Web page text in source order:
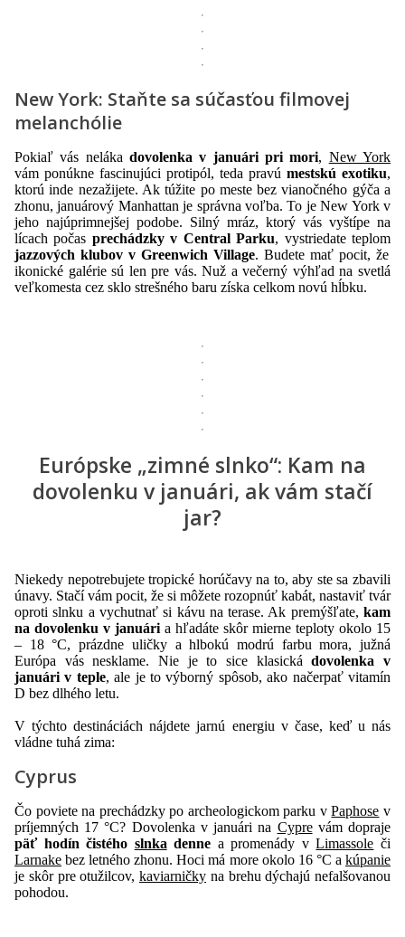
New York: Staňte sa súčasťou filmovej
melanchólie
Pokiaľ vás neláka dovolenka v januári pri mori, New York
vám ponúkne fascinujúci protipól, teda pravú mestskú exotiku,
ktorú inde nezažijete. Ak túžite po meste bez vianočného gýča a
zhonu, januárový Manhattan je správna voľba. To je New York v
jeho najúprimnejšej podobe. Silný mráz, ktorý vás vyštípe na
lícach počas prechádzky v Central Parku, vystriedate teplom
jazzových klubov v Greenwich Village. Budete mať pocit, že
ikonické galérie sú len pre vás. Nuž a večerný výhľad na svetlá
veľkomesta cez sklo strešného baru získa celkom novú hĺbku.
Európske „zimné slnko“: Kam na
dovolenku v januári, ak vám stačí
jar?
Niekedy nepotrebujete tropické horúčavy na to, aby ste sa zbavili
únavy. Stačí vám pocit, že si môžete rozopnúť kabát, nastaviť tvár
oproti slnku a vychutnať si kávu na terase. Ak premýšľate, kam
na dovolenku v januári a hľadáte skôr mierne teploty okolo 15
– 18 °C, prázdne uličky a hlbokú modrú farbu mora, južná
Európa vás nesklame. Nie je to sice klasickádovolenka v
januári v teple, ale je to výborný spôsob, ako načerpať vitamín
D bez dlhého letu.
V týchto destináciách nájdete jarnú energiu v čase, keď u nás
vládne tuhá zima:
Cyprus
Čo poviete na prechádzky po archeologickom parku vPaphose v
príjemných 17 °C? Dovolenka v januári na Cyprevám dopraje
päť hodín čistého slnka denne a promenády vLimassole či
Larnake bez letného zhonu. Hoci má more okolo 16 °C a kúpanie
je skôr pre otužilcov, kaviarničky na brehu dýchajú nefalšovanou
pohodou.